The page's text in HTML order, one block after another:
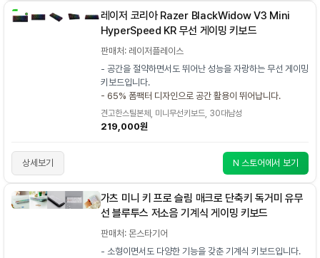
레이저 코리아 Razer BlackWidow V3 Mini
HyperSpeed KR 무선 게이밍 키보드
판매처: 레이저플레이스
- 공간을 절약하면서도 뛰어난 성능을 자랑하는 무선 게이밍
키보드입니다.
- 65% 폼팩터 디자인으로 공간 활용이 뛰어납니다.
견고한스틸본체, 미니무선키보드, 30대남성
219,000원
상세보기 N 스토어에서 보기
가츠 미니 키 프로 슬림 매크로 단축키 독거미 유무
선 블루투스 저소음 기계식 게이밍 키보드
판매처: 몬스타기어
- 소형이면서도 다양한 기능을 갖춘 기계식 키보드입니다.